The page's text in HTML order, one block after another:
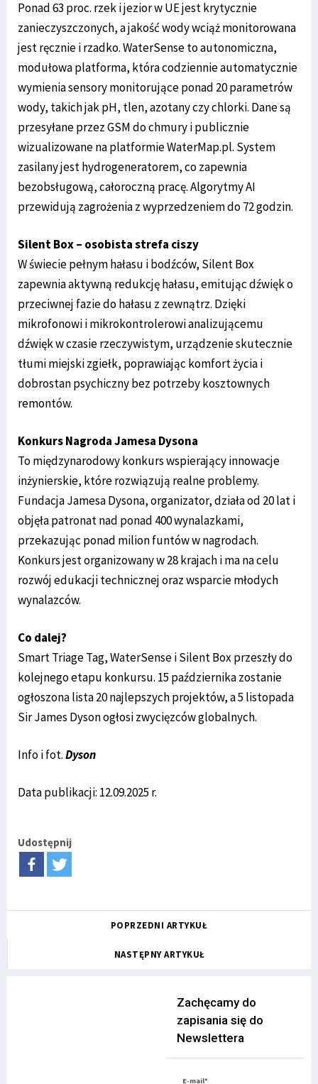
Ponad 63 proc. rzek i jezior w UE jest krytycznie
zanieczyszczonych, a jakość wody wciąż monitorowana
jest ręcznie i rzadko. WaterSense to autonomiczna,
modułowa platforma, która codziennie automatycznie
wymienia sensory monitorujące ponad 20 parametrów
wody, takich jak pH, tlen, azotany czy chlorki. Dane są
przesyłane przez GSM do chmury i publicznie
wizualizowane na platformie WaterMap.pl. System
zasilany jest hydrogeneratorem, co zapewnia
bezobsługową, całoroczną pracę. Algorytmy AI
przewidują zagrożenia z wyprzedzeniem do 72 godzin.
Silent Box – osobista strefa ciszy
W świecie pełnym hałasu i bodźców, Silent Box
zapewnia aktywną redukcję hałasu, emitując dźwięk o
przeciwnej fazie do hałasu z zewnątrz. Dzięki
mikrofonowi i mikrokontrolerowi analizującemu
dźwięk w czasie rzeczywistym, urządzenie skutecznie
tłumi miejski zgiełk, poprawiając komfort życia i
dobrostan psychiczny bez potrzeby kosztownych
remontów.
Konkurs Nagroda Jamesa Dysona
To międzynarodowy konkurs wspierający innowacje
inżynierskie, które rozwiązują realne problemy.
Fundacja Jamesa Dysona, organizator, działa od 20 lat i
objęła patronat nad ponad 400 wynalazkami,
przekazując ponad milion funtów w nagrodach.
Konkurs jest organizowany w 28 krajach i ma na celu
rozwój edukacji technicznej oraz wsparcie młodych
wynalazców.
Co dalej?
Smart Triage Tag, WaterSense i Silent Box przeszły do
kolejnego etapu konkursu. 15 października zostanie
ogłoszona lista 20 najlepszych projektów, a 5 listopada
Sir James Dyson ogłosi zwycięzców globalnych.
Info i fot.Dyson
Data publikacji: 12.09.2025 r.
Udostępnij
POPRZEDNI ARTYKUŁ
NASTĘPNY ARTYKUŁ
Zachęcamy do
zapisania się do
Newslettera
E-mail*